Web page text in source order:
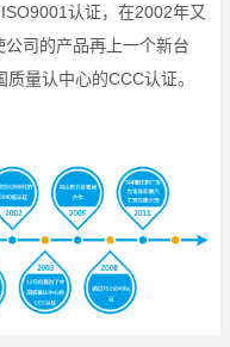
认证，在2002年又
司的产品再上一个新台
量认中心的CCC认证。